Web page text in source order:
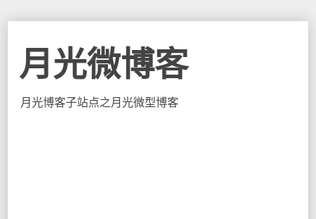
月光微博客
月光博客子站点之月光微型博客